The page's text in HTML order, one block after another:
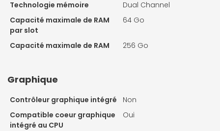
Technologie mémoire
Dual Channel
Capacité maximale de RAM
par slot
64 Go
Capacité maximale de RAM 256 Go
Graphique
Contrôleur graphique intégré
Non
Compatible coeur graphique
intégré au CPU
Oui